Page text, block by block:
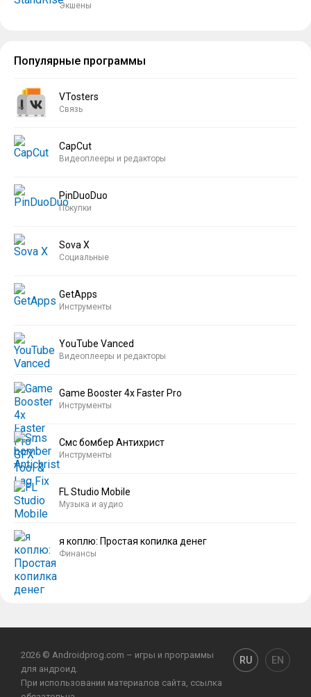
Экшены
Популярные программы
VTosters
Связь
CapCut
Видеоплееры и редакторы
PinDuoDuo
Покупки
Sova X
Социальные
GetApps
Инструменты
YouTube Vanced
Видеоплееры и редакторы
Game Booster 4x Faster Pro
Инструменты
Смс бомбер Антихрист
Инструменты
FL Studio Mobile
Музыка и аудио
я коплю: Простая копилка денег
Финансы
2026 © Androidprog.com – игры и программы
для андроид.
При использовании материалов сайта, ссылка
RU EN